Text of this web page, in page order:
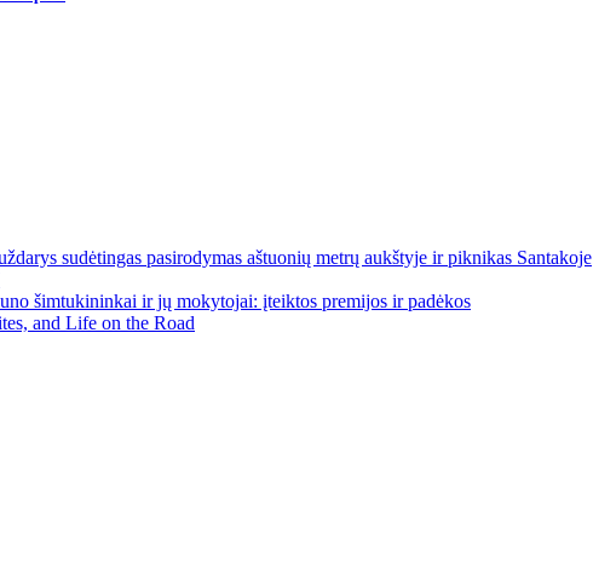
sudėtingas pasirodymas aštuonių metrų aukštyje ir piknikas Santakoje
šimtukininkai ir jų mokytojai: įteiktos premijos ir padėkos
and Life on the Road